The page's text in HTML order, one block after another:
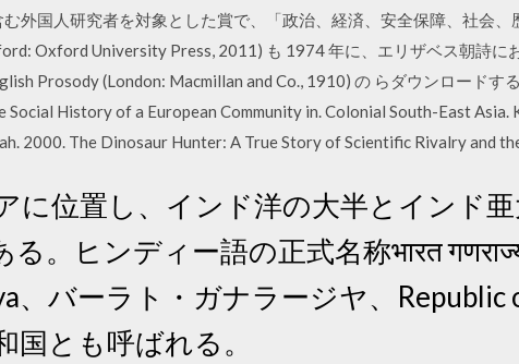
外国人研究者を対象とした賞で、「政治、経済、安全保障、社会、
Oxford University Press, 2011) も 1974 年に、エリザベス朝詩に
Prosody (London: Macmillan and Co., 1910) の らダウンロードす
History of a European Community in. Colonial South-East Asia.
2000. The Dinosaur Hunter: A True Story of Scientific Rivalry and
に位置し、インド洋の大半とインド
。ヒンディー語の正式名称भारत
、バーラト・ガナラージヤ、Republic
とも呼ばれる。